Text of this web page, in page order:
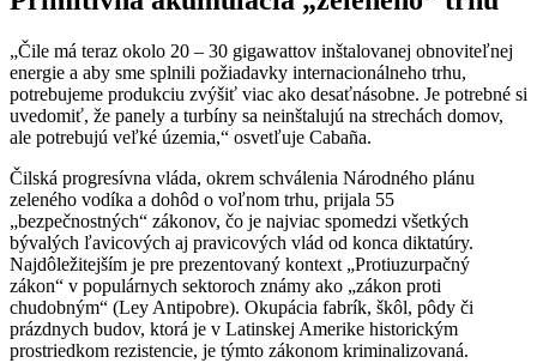
„Čile má teraz okolo 20 – 30 gigawattov inštalovanej obnoviteľnej
energie a aby sme splnili požiadavky internacionálneho trhu,
potrebujeme produkciu zvýšiť viac ako desaťnásobne. Je potrebné si
uvedomiť, že panely a turbíny sa neinštalujú na strechách domov,
ale potrebujú veľké územia,“ osvetľuje Cabaña.
Čilská progresívna vláda, okrem schválenia Národného plánu
zeleného vodíka a dohôd o voľnom trhu, prijala 55
„bezpečnostných“ zákonov, čo je najviac spomedzi všetkých
bývalých ľavicových aj pravicových vlád od konca diktatúry.
Najdôležitejším je pre prezentovaný kontext „Protiuzurpačný
zákon“ v populárnych sektoroch známy ako „zákon proti
chudobným“ (Ley Antipobre). Okupácia fabrík, škôl, pôdy či
prázdnych budov, ktorá je v Latinskej Amerike historickým
prostriedkom rezistencie, je týmto zákonom kriminalizovaná.